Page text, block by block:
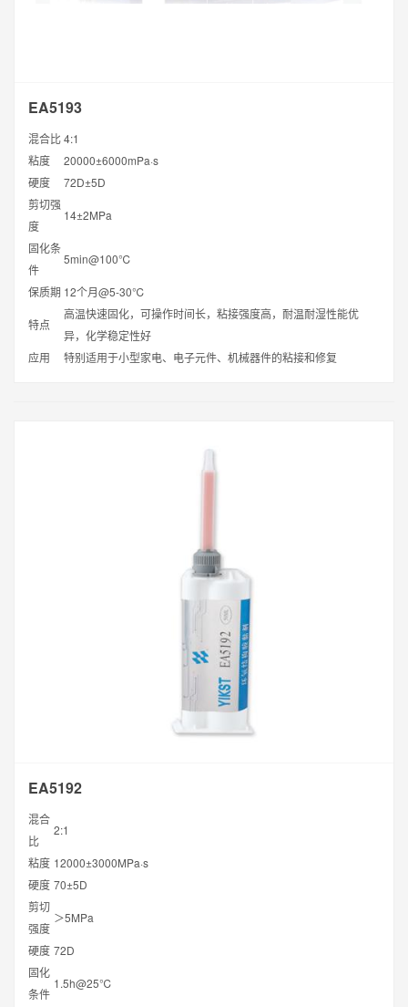
EA5193
混合比4:1
粘度
20000±6000mPa·s
硬度
72D±5D
剪切强
度
14±2MPa
固化条
件
5min@100℃
保质期 12个月@5-30℃
特点
高温快速固化，可操作时间长，粘接强度高，耐温耐湿性能优
异，化学稳定性好
应用
特别适用于小型家电、电子元件、机械器件的粘接和修复
EA5192
混合
比
2:1
粘度 12000±3000MPa·s
硬度 70±5D
剪切
强度
＞5MPa
硬度 72D
固化
条件
1.5h@25℃